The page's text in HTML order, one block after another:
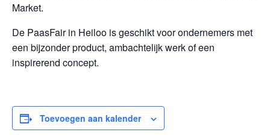
Market.
De PaasFair in Heiloo is geschikt voor ondernemers met
een bijzonder product, ambachtelijk werk of een
inspirerend concept.
Toevoegen aan kalender